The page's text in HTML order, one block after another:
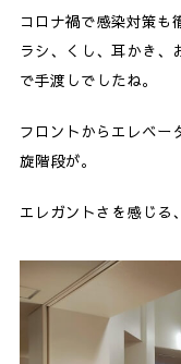
コロナ禍で感染対策も
ラシ、くし、耳かき、
で手渡しでしたね。
フロントからエレベー
旋階段が。
エレガントさを感じる